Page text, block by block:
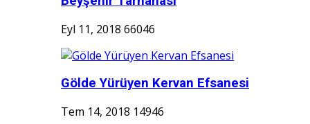
Eyl 11, 2018 66046
Gölde Yürüyen Kervan Efsanesi
Tem 14, 2018 14946